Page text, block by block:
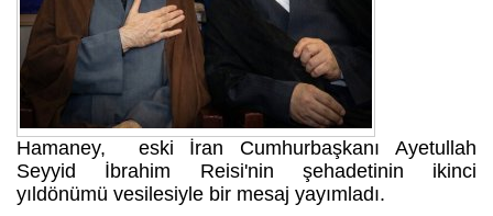
Hamaney, eski İran Cumhurbaşkanı Ayetullah
Seyyid İbrahim Reisi'nin şehadetinin ikinci
yıldönümü vesilesiyle bir mesaj yayımladı.